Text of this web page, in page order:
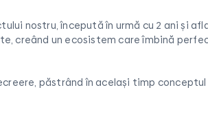
nostru, începută în urmă cu 2 ani și
creând un ecosistem care îmbină
păstrând în același timp